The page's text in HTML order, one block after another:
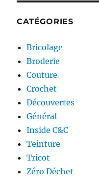
CATÉGORIES
Bricolage
Broderie
Couture
Crochet
Découvertes
Général
Inside C&C
Teinture
Tricot
Zéro Déchet